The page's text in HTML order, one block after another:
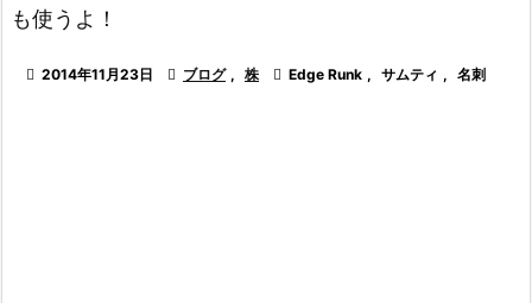
も使うよ！
 2014年11月23日  ブログ , 株  Edge Runk , サムティ , 名刺